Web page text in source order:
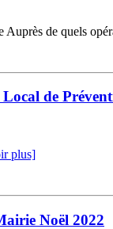
de quels
de
plus]
Noël 2022